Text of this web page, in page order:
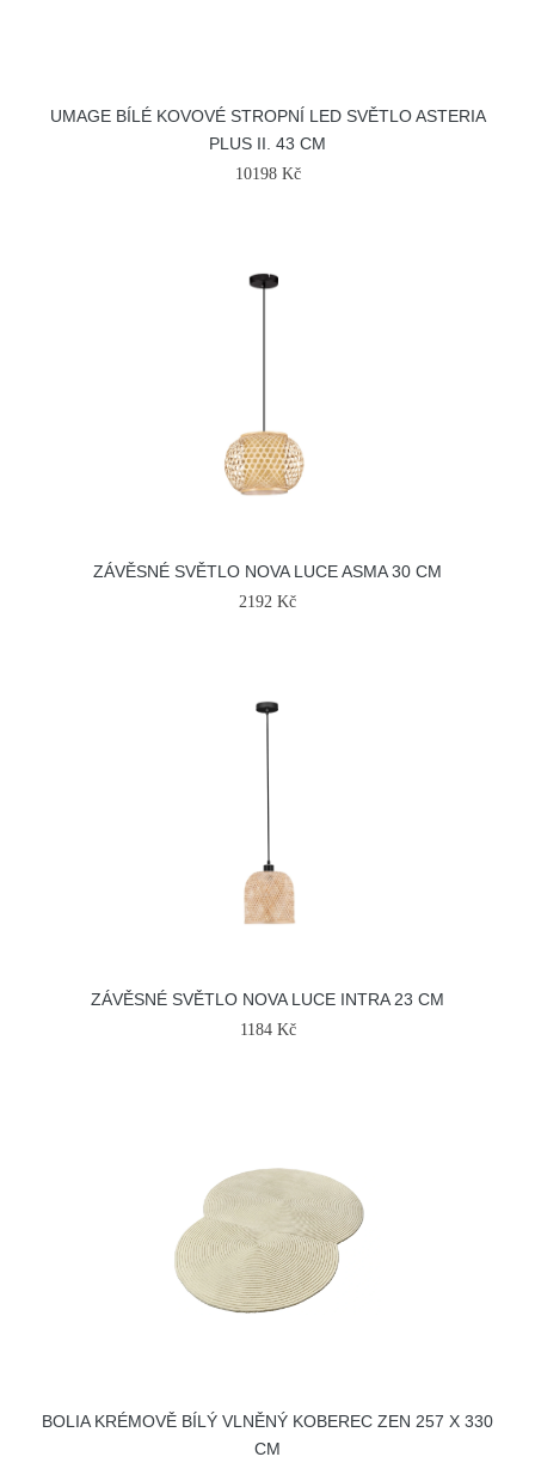
UMAGE BÍLÉ KOVOVÉ STROPNÍ LED SVĚTLO ASTERIA
PLUS II. 43 CM
10198 Kč
ZÁVĚSNÉ SVĚTLO NOVA LUCE ASMA 30 CM
2192 Kč
ZÁVĚSNÉ SVĚTLO NOVA LUCE INTRA 23 CM
1184 Kč
BOLIA KRÉMOVĚ BÍLÝ VLNĚNÝ KOBEREC ZEN 257 X 330
CM